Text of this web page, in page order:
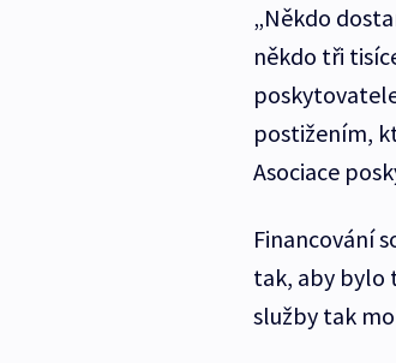
„Někdo
někdo tři
postižením,
Asociace
Financování
tak, aby bylo
služby tak